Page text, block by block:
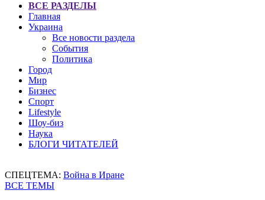
ВСЕ РАЗДЕЛЫ
Главная
Украина
Все новости раздела
События
Политика
Город
Мир
Бизнес
Спорт
Lifestyle
Шоу-биз
Наука
БЛОГИ ЧИТАТЕЛЕЙ
СПЕЦТЕМА: Война в Иране
ВСЕ ТЕМЫ